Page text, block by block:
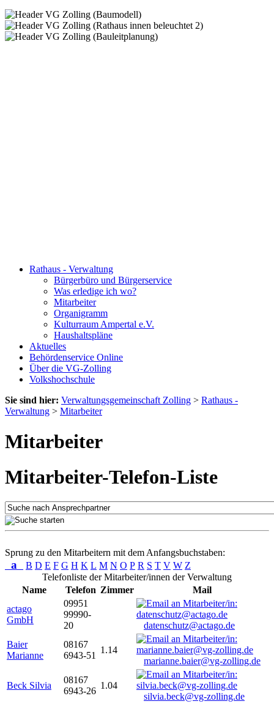
Rathaus - Verwaltung
Bürgerbüro und Bürgerservice
Was erledige ich wo?
Mitarbeiter
Organigramm
Kulturraum Ampertal e.V.
Haushaltspläne
Aktuelles
Behördenservice Online
Über die VG-Zolling
Volkshochschule
Sie sind hier: Verwaltungsgemeinschaft Zolling > Rathaus -
Verwaltung > Mitarbeiter
Mitarbeiter
Mitarbeiter-Telefon-Liste
Sprung zu den Mitarbeitern mit dem Anfangsbuchstaben:
a B D E F G H K L M N O P R S T V W Z
Telefonliste der Mitarbeiter/innen der Verwaltung
Name
Telefon Zimmer
Mail
actago
GmbH
09951
99990-
20
datenschutz@actago.de
Baier
Marianne
08167
6943-51
1.14
marianne.baier@vg-zolling.de
Beck Silvia
08167
6943-26
1.04
silvia.beck@vg-zolling.de